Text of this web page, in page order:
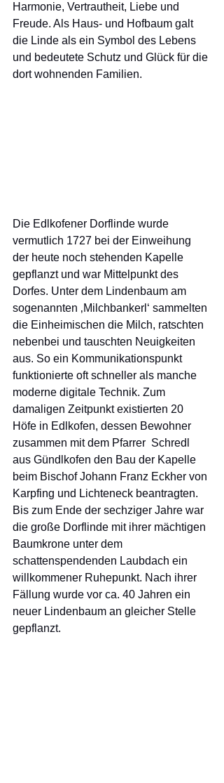
Harmonie, Vertrautheit, Liebe und
Freude. Als Haus- und Hofbaum galt
die Linde als ein Symbol des Lebens
und bedeutete Schutz und Glück für die
dort wohnenden Familien.
Die Edlkofener Dorflinde wurde
vermutlich 1727 bei der Einweihung
der heute noch stehenden Kapelle
gepflanzt und war Mittelpunkt des
Dorfes. Unter dem Lindenbaum am
sogenannten ‚Milchbankerl‘ sammelten
die Einheimischen die Milch, ratschten
nebenbei und tauschten Neuigkeiten
aus. So ein Kommunikationspunkt
funktionierte oft schneller als manche
moderne digitale Technik. Zum
damaligen Zeitpunkt existierten 20
Höfe in Edlkofen, dessen Bewohner
zusammen mit dem Pfarrer  Schredl
aus Gündlkofen den Bau der Kapelle
beim Bischof Johann Franz Eckher von
Karpfing und Lichteneck beantragten.
Bis zum Ende der sechziger Jahre war
die große Dorflinde mit ihrer mächtigen
Baumkrone unter dem
schattenspendenden Laubdach ein
willkommener Ruhepunkt. Nach ihrer
Fällung wurde vor ca. 40 Jahren ein
neuer Lindenbaum an gleicher Stelle
gepflanzt.